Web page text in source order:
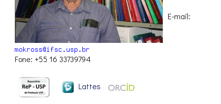
E-mail:
Fone: +55 16 33739794
Lattes